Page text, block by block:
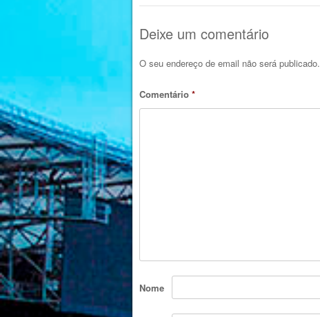
Deixe um comentário
O seu endereço de email não será publicado.
Comentário *
Nome